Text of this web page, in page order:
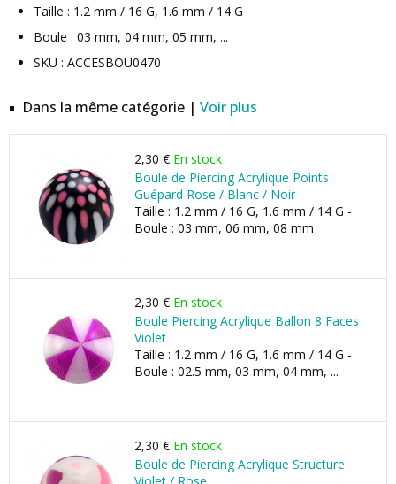
Taille : 1.2 mm / 16 G, 1.6 mm / 14 G
Boule : 03 mm, 04 mm, 05 mm, ...
SKU : ACCESBOU0470
Dans la même catégorie | Voir plus
2,30 € En stock
Boule de Piercing Acrylique Points
Guépard Rose / Blanc / Noir
Taille : 1.2 mm / 16 G, 1.6 mm / 14 G -
Boule : 03 mm, 06 mm, 08 mm
2,30 € En stock
Boule Piercing Acrylique Ballon 8 Faces
Violet
Taille : 1.2 mm / 16 G, 1.6 mm / 14 G -
Boule : 02.5 mm, 03 mm, 04 mm, ...
2,30 € En stock
Boule de Piercing Acrylique Structure